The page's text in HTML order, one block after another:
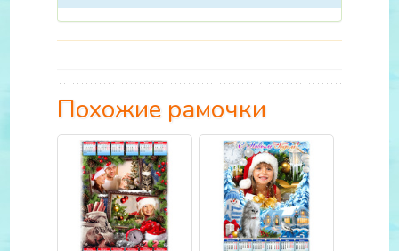
Похожие рамочки